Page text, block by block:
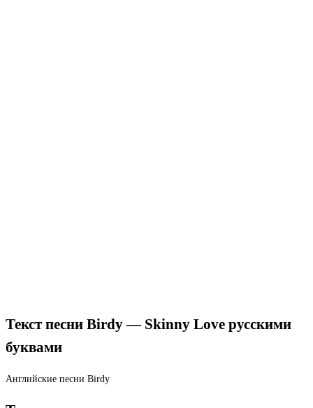
Текст песни Birdy — Skinny Love русскими
буквами
Английские песни Birdy